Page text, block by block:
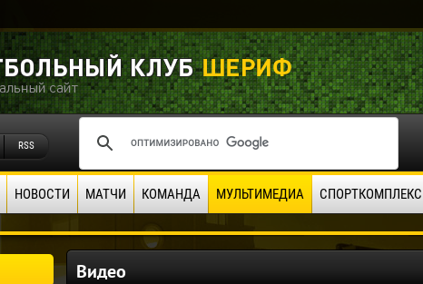
RSS
НОВОСТИ МАТЧИ КОМАНДА МУЛЬТИМЕДИА СПОРТКОМПЛЕКС
Видео